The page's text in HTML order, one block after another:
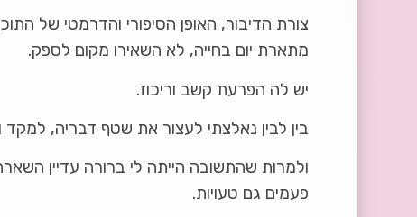
צורת הדיבור, האופן הסיפורי והדרמטי של
מתארת יום בחייה, לא השאירו מקום לספק.
יש לה הפרעת קשב וריכוז.
בין לבין נאלצתי לעצור את שטף דבריה, למקד
ולמרות שהתשובה הייתה לי ברורה עדיין
פעמים גם טעויות.